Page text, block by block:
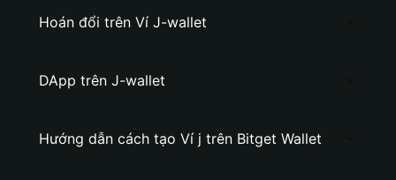
Hoán đổi trên Ví J-wallet
DApp trên J-wallet
Hướng dẫn cách tạo Ví j trên Bitget Wallet